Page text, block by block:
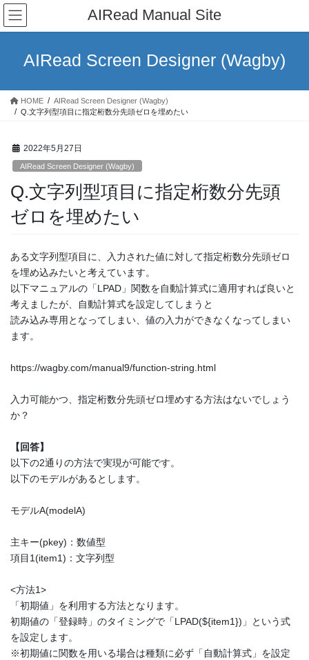
コ
ン
テ
ス
ナ
ビ
ゲ
ン
AIRead Manual Site
AIRead Screen Designer (Wagby)
HOME
AIRead Screen Designer (Wagby)
Q.文字列型項目に指定桁数分先頭ゼロを埋めたい
2022年5月27日
AIRead Screen Designer (Wagby)
Q.文字列型項目に指定桁数分先頭
ゼロを埋めたい
ある文字列型項目に、入力された値に対して指定桁数分先頭ゼロ
を埋め込みたいと考えています。
以下マニュアルの「LPAD」関数を自動計算式に適用すれば良いと
考えましたが、自動計算式を設定してしまうと
読み込み専用となってしまい、値の入力ができなくなってしまい
ます。
https://wagby.com/manual9/function-string.html
入力可能かつ、指定桁数分先頭ゼロ埋めする方法はないでしょう
か？
【回答】
以下の2通りの方法で実現が可能です。
以下のモデルがあるとします。
モデルA(modelA)
主キー(pkey)：数値型
項目1(item1)：文字列型
<方法1>
「初期値」を利用する方法となります。
初期値の「登録時」のタイミングで「LPAD(${item1})」という式
を設定します。
※初期値に関数を用いる場合は種類に必ず「自動計算式」を設定